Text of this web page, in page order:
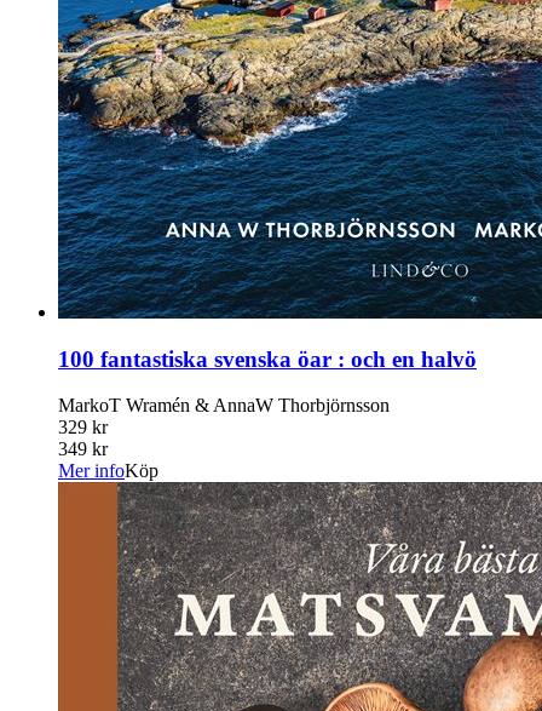
100 fantastiska svenska öar : och en halvö
MarkoT Wramén & AnnaW Thorbjörnsson
329 kr
349 kr
Mer infoKöp